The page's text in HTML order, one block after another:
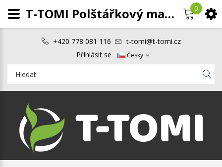
+420 778 081 116
t-tomi@t-tomi.cz
Přihlásit se
Česky
0
T-TOMI Polštářkový mantinel Blue bears